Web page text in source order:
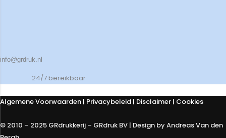
info@grdruk.nl
24/7 bereikbaar
Algemene Voorwaarden | Privacybeleid | Disclaimer | Cookies
© 2010 – 2025 GRdrukkerij – GRdruk BV | Design by Andreas Van den